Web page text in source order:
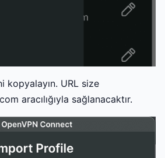
kopyalayın. URL size
aracılığıyla sağlanacaktır.